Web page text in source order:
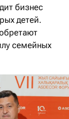
бизнес
детей.
семейных